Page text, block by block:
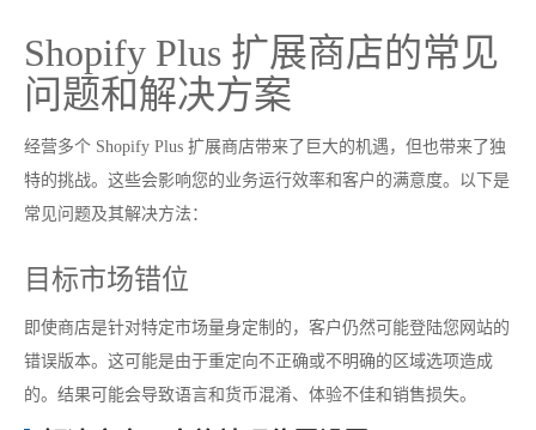
Shopify Plus 扩展商店的常见
问题和解决方案
经营多个 Shopify Plus 扩展商店带来了巨大的机遇，但也带来了独
特的挑战。这些会影响您的业务运行效率和客户的满意度。以下是
常见问题及其解决方法：
目标市场错位
即使商店是针对特定市场量身定制的，客户仍然可能登陆您网站的
错误版本。这可能是由于重定向不正确或不明确的区域选项造成
的。结果可能会导致语言和货币混淆、体验不佳和销售损失。